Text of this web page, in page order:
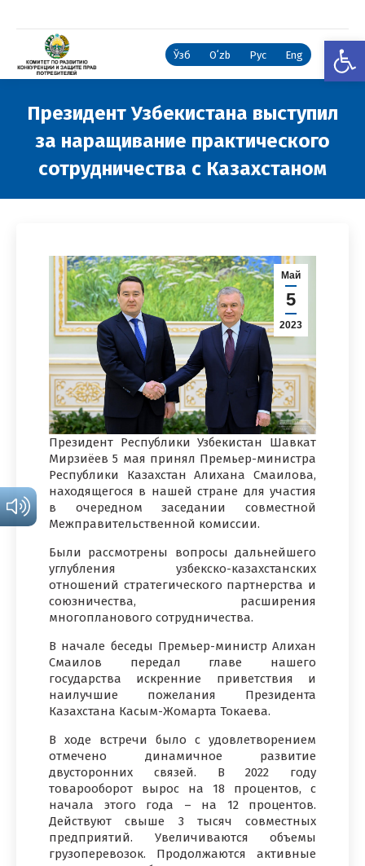
Ўзб Oʻzb Рус Eng
Президент Узбекистана выступил
за наращивание практического
сотрудничества с Казахстаном
Май
5
2023
Президент Республики Узбекистан Шавкат
Мирзиёев 5 мая принял Премьер-министра
Республики Казахстан Алихана Смаилова,
находящегося в нашей стране для участия
в очередном заседании совместной
Межправительственной комиссии.
Были рассмотрены вопросы дальнейшего
углубления узбекско-казахстанских
отношений стратегического партнерства и
союзничества, расширения
многопланового сотрудничества.
В начале беседы Премьер-министр Алихан
Смаилов передал главе нашего
государства искренние приветствия и
наилучшие пожелания Президента
Казахстана Касым-Жомарта Токаева.
В ходе встречи было с удовлетворением
отмечено динамичное развитие
двусторонних связей. В 2022 году
товарооборот вырос на 18 процентов, с
начала этого года – на 12 процентов.
Действуют свыше 3 тысяч совместных
предприятий. Увеличиваются объемы
грузоперевозок. Продолжаются активные